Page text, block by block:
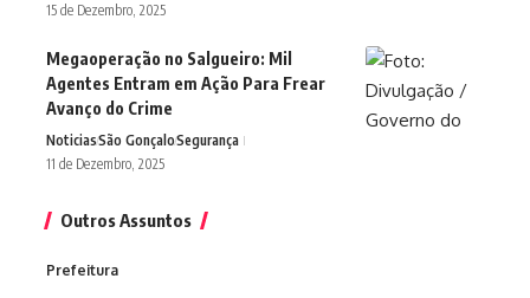
15 de Dezembro, 2025
Megaoperação no Salgueiro: Mil
Agentes Entram em Ação Para Frear
Avanço do Crime
NoticiasSão GonçaloSegurança
11 de Dezembro, 2025
Outros Assuntos
Prefeitura